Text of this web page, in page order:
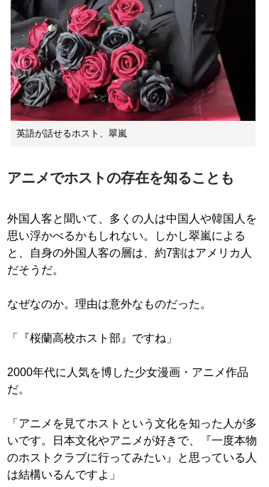
英語が話せるホスト、翠嵐
アニメでホストの存在を知ることも
外国人客と聞いて、多くの人は中国人や韓国人を
思い浮かべるかもしれない。しかし翠嵐による
と、自身の外国人客の層は、約7割はアメリカ人
だそうだ。
なぜなのか。理由は意外なものだった。
「『桜蘭高校ホスト部』ですね」
2000年代に人気を博した少女漫画・アニメ作品
だ。
「アニメを見てホストという文化を知った人が多
いです。日本文化やアニメが好きで、『一度本物
のホストクラブに行ってみたい』と思っている人
は結構いるんですよ」